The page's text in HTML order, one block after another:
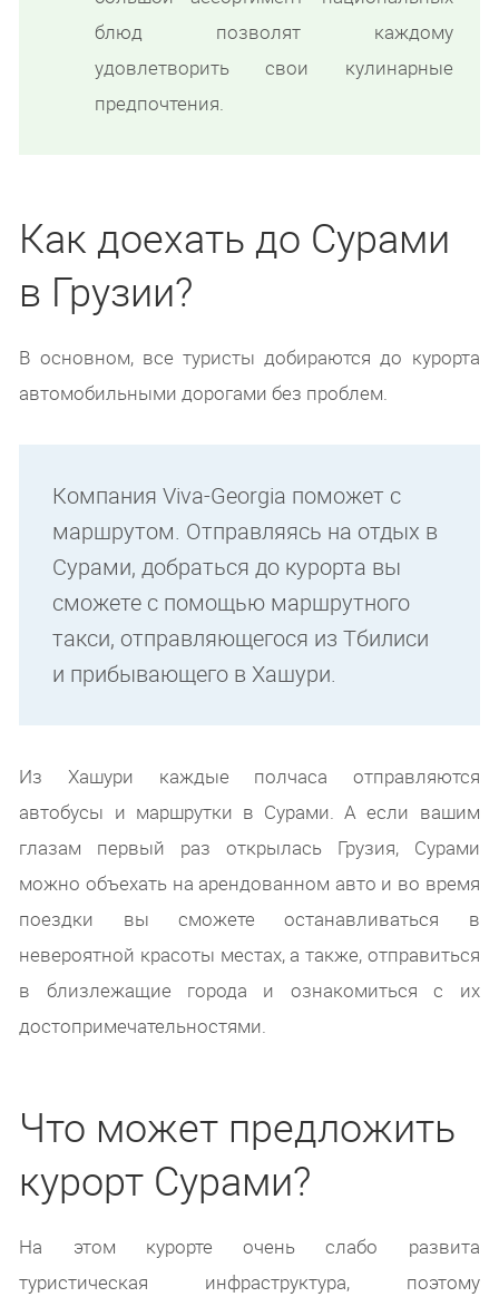
блюд позволят каждому
удовлетворить свои кулинарные
предпочтения.
Как доехать до Сурами
в Грузии?
В основном, все туристы добираются до курорта
автомобильными дорогами без проблем.
Компания Viva-Georgia поможет с
маршрутом. Отправляясь на отдых в
Сурами, добраться до курорта вы
сможете с помощью маршрутного
такси, отправляющегося из Тбилиси
и прибывающего в Хашури.
Из Хашури каждые полчаса отправляются
автобусы и маршрутки в Сурами. А если вашим
глазам первый раз открылась Грузия, Сурами
можно объехать на арендованном авто и во время
поездки вы сможете останавливаться в
невероятной красоты местах, а также, отправиться
в близлежащие города и ознакомиться с их
достопримечательностями.
Что может предложить
курорт Сурами?
На этом курорте очень слабо развита
туристическая инфраструктура, поэтому